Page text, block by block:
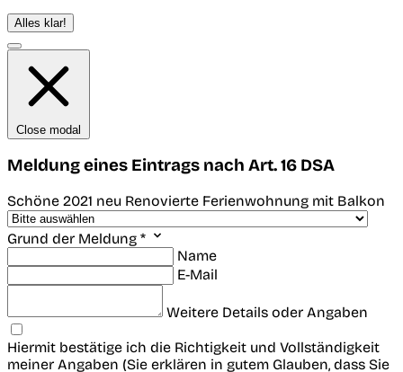
Alles klar!
Close modal
Meldung eines Eintrags nach Art. 16 DSA
Schöne 2021 neu Renovierte Ferienwohnung mit Balkon
Grund der Meldung *
Name
E-Mail
Weitere Details oder Angaben
Hiermit bestätige ich die Richtigkeit und Vollständigkeit
meiner Angaben (Sie erklären in gutem Glauben, dass Sie